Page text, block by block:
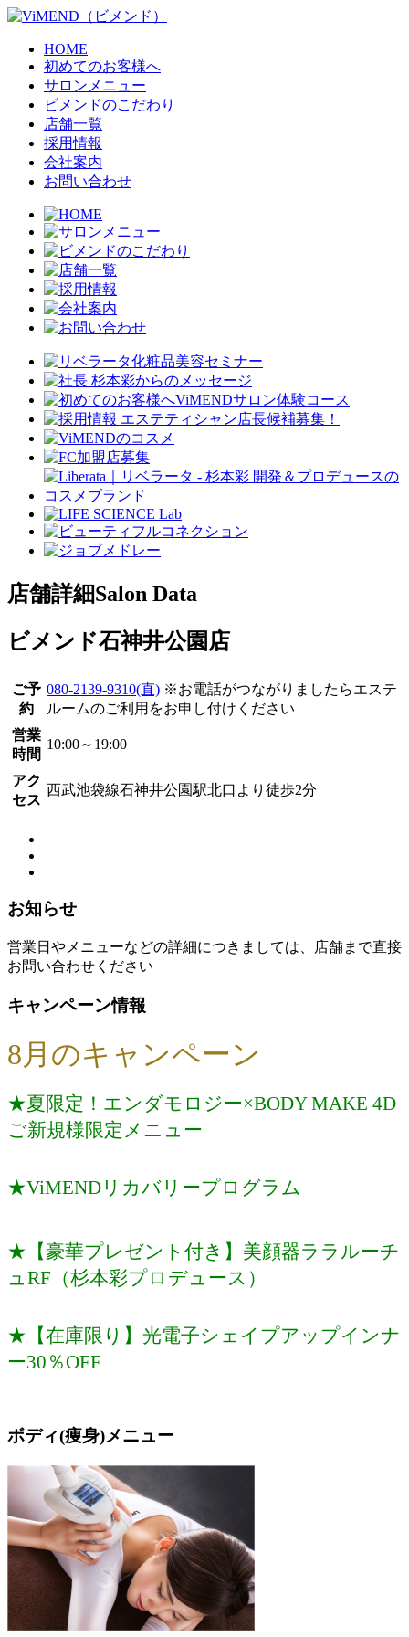
HOME
初めてのお客様へ
サロンメニュー
ビメンドのこだわり
店舗一覧
採用情報
会社案内
お問い合わせ
店舗詳細Salon Data
ビメンド石神井公園店
ご予
約
080-2139-9310(直) ※お電話がつながりましたらエステ
ルームのご利用をお申し付けください
営業
時間
10:00～19:00
アク
セス
西武池袋線石神井公園駅北口より徒歩2分
お知らせ
営業日やメニューなどの詳細につきましては、店舗まで直接
お問い合わせください
キャンペーン情報
8月のキャンペーン
★夏限定！エンダモロジー×BODY MAKE 4D
ご新規様限定メニュー
★ViMENDリカバリープログラム
★【豪華プレゼント付き】美顔器ララルーチ
ュRF（杉本彩プロデュース）
★【在庫限り】光電子シェイプアップインナ
ー30％OFF
ボディ(痩身)メニュー